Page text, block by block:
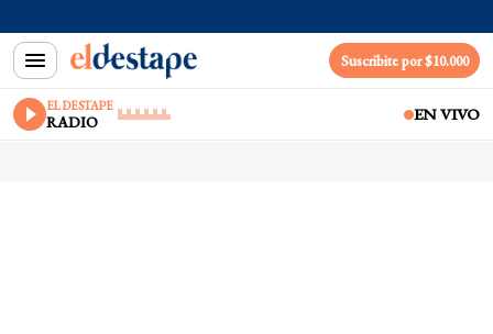
Suscribite por $10.000
EL DESTAPE
RADIO EN VIVO